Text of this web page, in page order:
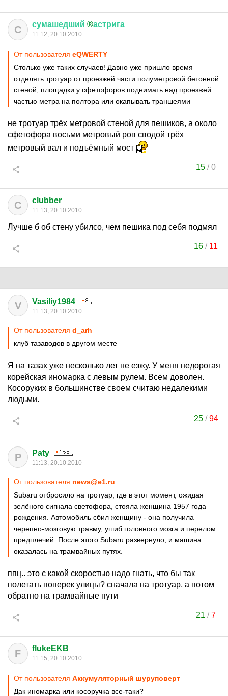
С сумашедший ®астрига
11:12, 20.10.2010
От пользователя еQWERTY
Столько уже таких случаев! Давно уже пришло время
отделять тротуар от проезжей части полуметровой бетонной
стеной, площадки у сфетофоров поднимать над проезжей
частью метра на полтора или окапывать траншеями
не тротуар трёх метровой стеной для пешиков, а около
сфетофора восьми метровый ров сводой трёх
метровый вал и подъёмный мост
15 /0
C clubber
11:13, 20.10.2010
Лучше б об стену убилсо, чем пешика под себя подмял
16 / 11
V Vasiliy1984
11:13, 20.10.2010
От пользователя d_arh
клуб тазаводов в другом месте
Я на тазах уже несколько лет не езжу. У меня недорогая
корейская иномарка с левым рулем. Всем доволен.
Косоруких в большинстве своем считаю недалекими
людьми.
25/94
P Paty
11:13, 20.10.2010
От пользователя news@e1.ru
Subaru отбросило на тротуар, где в этот момент, ожидая
зелёного сигнала светофора, стояла женщина 1957 года
рождения. Автомобиль сбил женщину - она получила
черепно-мозговую травму, ушиб головного мозга и перелом
предплечий. После этого Subaru развернуло, и машина
оказалась на трамвайных путях.
ппц.. это с какой скоростью надо гнать, что бы так
полетать поперек улицы? сначала на тротуар, а потом
обратно на трамвайные пути
21 /7
F flukeEKB
11:15, 20.10.2010
От пользователя Аккумуляторный шуруповерт
Дак иномарка или косоручка все-таки?